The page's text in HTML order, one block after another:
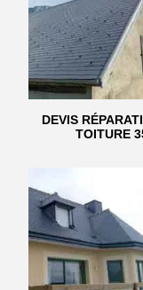
DEVIS
TOITURE